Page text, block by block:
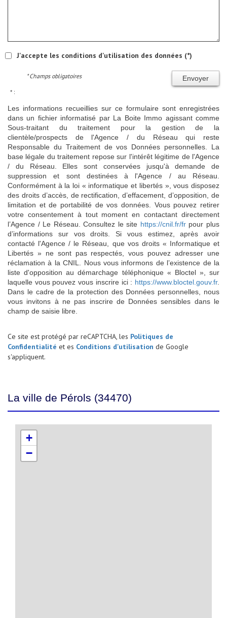
J'accepte les conditions d'utilisation des données (*)
Envoyer
* Champs obligatoires
* :
Les informations recueillies sur ce formulaire sont enregistrées
dans un fichier informatisé par La Boite Immo agissant comme
Sous-traitant du traitement pour la gestion de la
clientèle/prospects de l'Agence / du Réseau qui reste
Responsable du Traitement de vos Données personnelles. La
base légale du traitement repose sur l'intérêt légitime de l'Agence
/ du Réseau. Elles sont conservées jusqu'à demande de
suppression et sont destinées à l'Agence / au Réseau.
Conformément à la loi « informatique et libertés », vous disposez
des droits d’accès, de rectification, d’effacement, d’opposition, de
limitation et de portabilité de vos données. Vous pouvez retirer
votre consentement à tout moment en contactant directement
l’Agence / Le Réseau. Consultez le site https://cnil.fr/frpour plus
d’informations sur vos droits. Si vous estimez, après avoir
contacté l'Agence / le Réseau, que vos droits « Informatique et
Libertés » ne sont pas respectés, vous pouvez adresser une
réclamation à la CNIL. Nous vous informons de l’existence de la
liste d'opposition au démarchage téléphonique « Bloctel », sur
laquelle vous pouvez vous inscrire ici : https://www.bloctel.gouv.fr.
Dans le cadre de la protection des Données personnelles, nous
vous invitons à ne pas inscrire de Données sensibles dans le
champ de saisie libre.
Ce site est protégé par reCAPTCHA, les Politiques de
Confidentialité et es Conditions d'utilisation de Google
s'appliquent.
La ville de Pérols (34470)
+
−